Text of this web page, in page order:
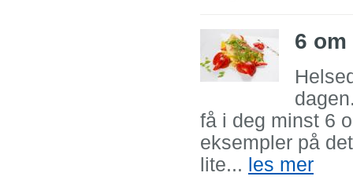
6 om
få i deg minst 6
eksempler på
lite... les mer